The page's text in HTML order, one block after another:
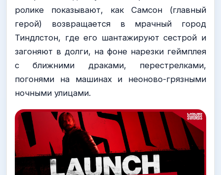
ролике показывают, как Самсон (главный
герой) возвращается в мрачный город
Тиндлстон, где его шантажируют сестрой и
загоняют в долги, на фоне нарезки геймплея
с ближними драками, перестрелками,
погонями на машинах и неоново-грязными
ночными улицами.